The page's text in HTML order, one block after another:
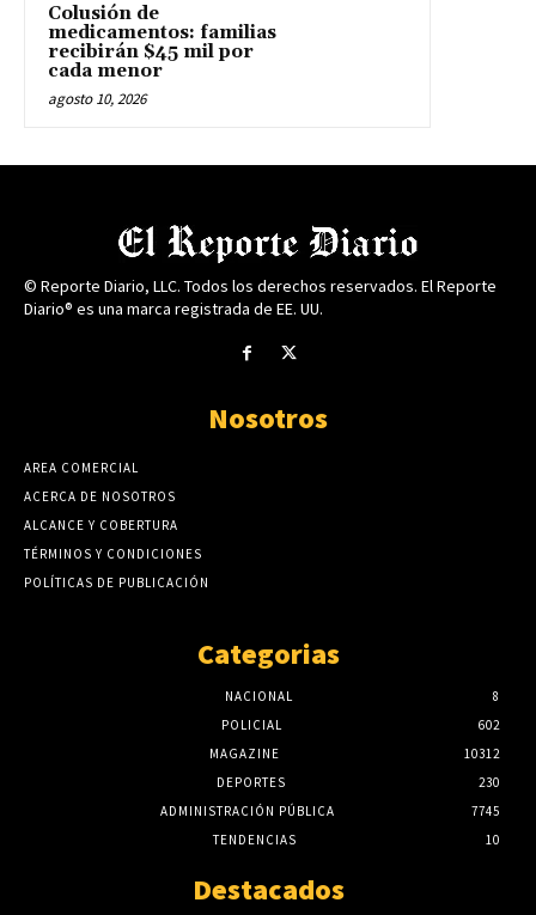
Colusión de
medicamentos: familias
recibirán $45 mil por
cada menor
agosto 10, 2026
© Reporte Diario, LLC. Todos los derechos reservados. El Reporte
Diario® es una marca registrada de EE. UU.
Nosotros
AREA COMERCIAL
ACERCA DE NOSOTROS
ALCANCE Y COBERTURA
TÉRMINOS Y CONDICIONES
POLÍTICAS DE PUBLICACIÓN
Categorias
NACIONAL
8
POLICIAL
602
MAGAZINE
10312
DEPORTES
230
ADMINISTRACIÓN PÚBLICA
7745
TENDENCIAS
10
Destacados